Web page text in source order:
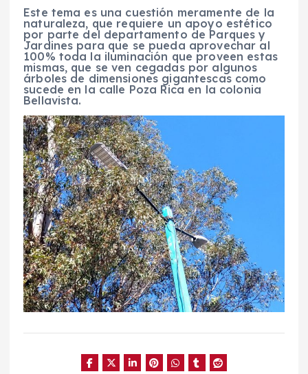
Este tema es una cuestión meramente de la
naturaleza, que requiere un apoyo estético
por parte del departamento de Parques y
Jardines para que se pueda aprovechar al
100% toda la iluminación que proveen estas
mismas, que se ven cegadas por algunos
árboles de dimensiones gigantescas como
sucede en la calle Poza Rica en la colonia
Bellavista.